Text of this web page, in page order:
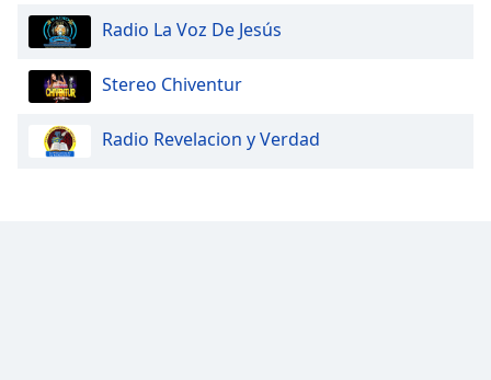
Radio La Voz De Jesús
Stereo Chiventur
Radio Revelacion y Verdad